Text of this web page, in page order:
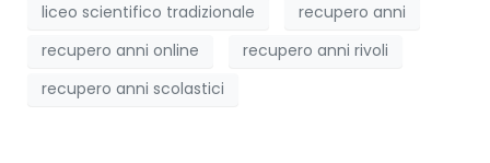
liceo scientifico tradizionale
recupero anni
recupero anni online
recupero anni rivoli
recupero anni scolastici